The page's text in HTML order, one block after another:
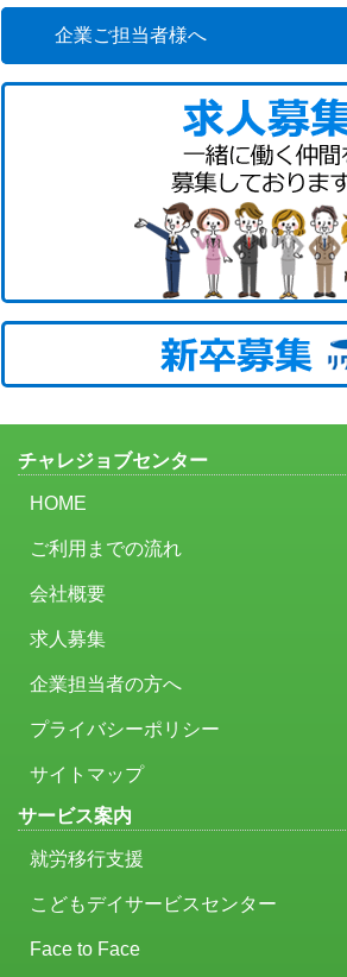
企業ご担当者様へ
チャレジョブセンター
HOME
ご利用までの流れ
会社概要
求人募集
企業担当者の方へ
プライバシーポリシー
サイトマップ
サービス案内
就労移行支援
こどもデイサービスセンター
Face to Face